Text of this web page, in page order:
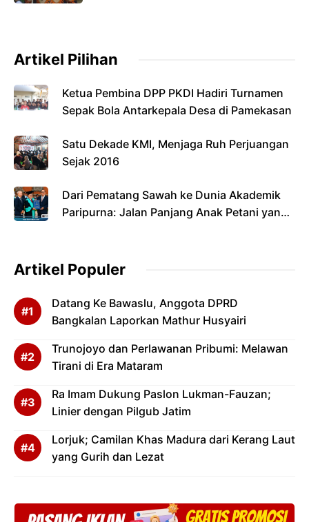
Artikel Pilihan
Ketua Pembina DPP PKDI Hadiri Turnamen
Sepak Bola Antarkepala Desa di Pamekasan
Satu Dekade KMI, Menjaga Ruh Perjuangan
Sejak 2016
Dari Pematang Sawah ke Dunia Akademik
Paripurna: Jalan Panjang Anak Petani yang
Artikel Populer
Datang Ke Bawaslu, Anggota DPRD
Bangkalan Laporkan Mathur Husyairi
Trunojoyo dan Perlawanan Pribumi: Melawan
Tirani di Era Mataram
Ra Imam Dukung Paslon Lukman-Fauzan;
Linier dengan Pilgub Jatim
Lorjuk; Camilan Khas Madura dari Kerang Laut
yang Gurih dan Lezat